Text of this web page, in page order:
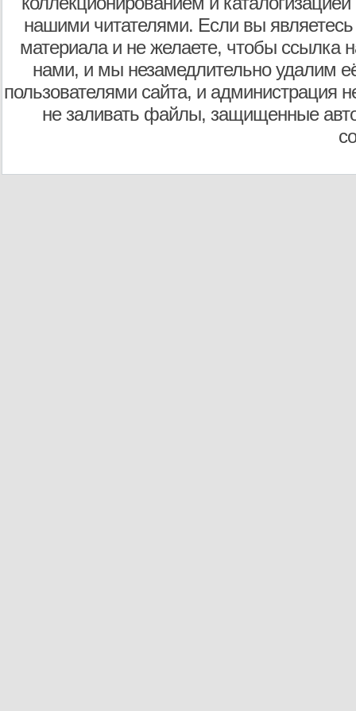
нашими читателями. Если вы являетесь
материала и не желаете, чтобы ссылка
нами, и мы незамедлительно удалим
пользователями сайта, и администрация
не заливать файлы, защищенные